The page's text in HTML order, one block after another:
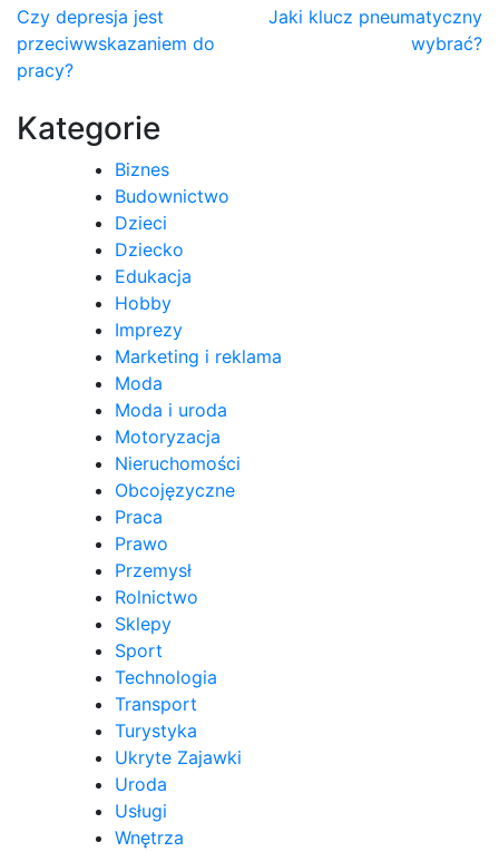
Nawigacja
wpisu
Czy depresja jest
przeciwwskazaniem do
pracy?
Jaki klucz pneumatyczny
wybrać?
Kategorie
Biznes
Budownictwo
Dzieci
Dziecko
Edukacja
Hobby
Imprezy
Marketing i reklama
Moda
Moda i uroda
Motoryzacja
Nieruchomości
Obcojęzyczne
Praca
Prawo
Przemysł
Rolnictwo
Sklepy
Sport
Technologia
Transport
Turystyka
Ukryte Zajawki
Uroda
Usługi
Wnętrza